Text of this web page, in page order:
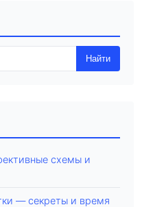
Найти
схемы и
— секреты и время